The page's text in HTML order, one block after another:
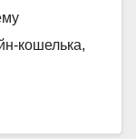
кошелька,